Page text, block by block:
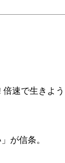
速で生きよう
が信条。